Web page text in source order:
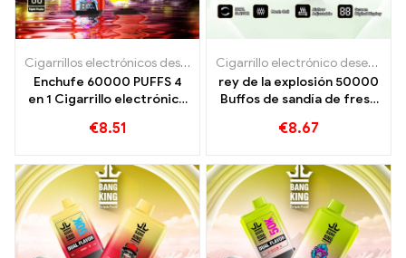
Cigarrillos electrónicos desechables ,Cigarrillos electrónicos
Enchufe 60000 PUFFS 4
en 1 Cigarrillo electrónico
€8.51
Cigarrillo electrónico desechable con nicotina.
rey de la explosión 50000
Buffos de sandía de fresa
guayaba de la guayaba
€8.67